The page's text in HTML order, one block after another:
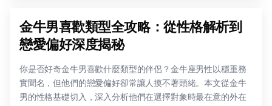
金牛男喜歡類型全攻略：從性格解析到
戀愛偏好深度揭秘
你是否好奇金牛男喜歡什麼類型的伴侶？金牛座男性以穩重務
實聞名，但他們的戀愛偏好卻常讓人摸不著頭緒。本文從金牛
男的性格基礎切入，深入分析他們在選擇對象時最在意的外在